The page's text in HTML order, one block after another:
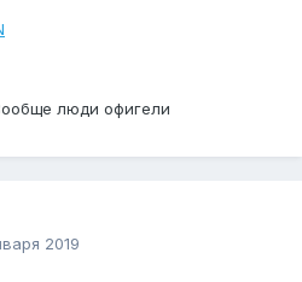
люди офигели
2019